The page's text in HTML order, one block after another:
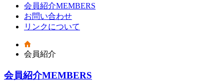
会員紹介MEMBERS
お問い合わせ
リンクについて
会員紹介
会員紹介MEMBERS